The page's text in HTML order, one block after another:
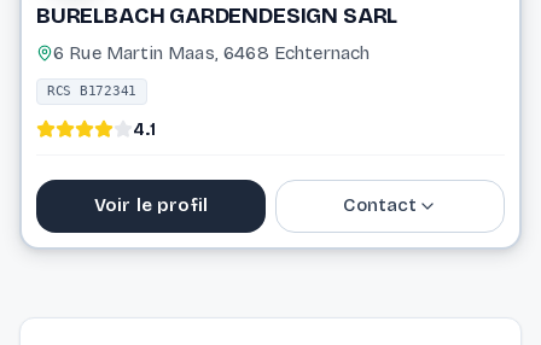
BURELBACH GARDENDESIGN SARL
6 Rue Martin Maas, 6468 Echternach
RCS B172341
4.1
Voir le profil Contact